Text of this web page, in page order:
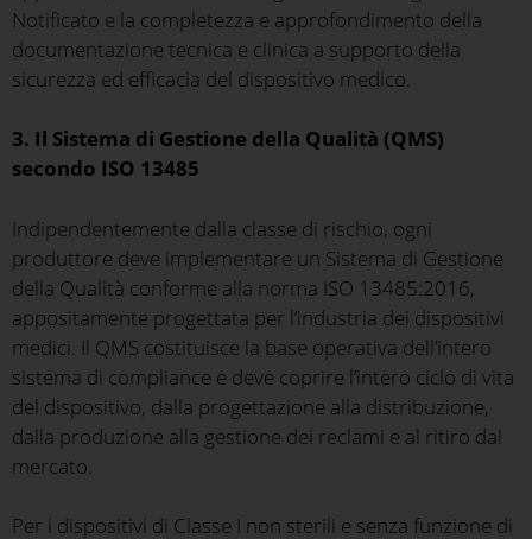
Notificato e la completezza e approfondimento della
documentazione tecnica e clinica a supporto della
sicurezza ed efficacia del dispositivo medico.
3. Il Sistema di Gestione della Qualità (QMS)
secondo ISO 13485
Indipendentemente dalla classe di rischio, ogni
produttore deve implementare un Sistema di Gestione
della Qualità conforme alla norma ISO 13485:2016,
appositamente progettata per l’industria dei dispositivi
medici. Il QMS costituisce la base operativa dell’intero
sistema di compliance e deve coprire l’intero ciclo di vita
del dispositivo, dalla progettazione alla distribuzione,
dalla produzione alla gestione dei reclami e al ritiro dal
mercato.
Per i dispositivi di Classe I non sterili e senza funzione di